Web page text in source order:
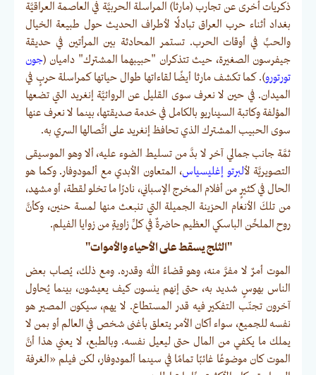
ذكريات أخرى عن تجارب (مارثا) المراسلة الحربيَّة في العاصمة العراقيَّة
بغداد أثناء حرب العراق تبادلًا لأطراف الحديث حول طبيعة الخيال
والحبِّ في أوقات الحرب. تستمر المحادثة بين المرأتين في حديقة
جيفرسون الصغيرة، حيث تتذكران "حبيبهما المشترك" داميان (جون
تورتورو). كما تكشف مارثا أيضًا لقاءاتها طوال حياتها كمراسلة حربٍ في
الميدان. في حين لا نعرف سوى القليل عن الروائيَّة إنغريد التي تضعها
المؤلفة وكاتبة السيناريو بالكامل في خدمة صديقتها، بينما لا نعرف عنها
سوى الحبيب المشترك الذي تحافظ إنغريد على اتِّصالها السري به.
ثمَّة جانب جمالي آخر لا بدَّ من تسليط الضوء عليه، ألا وهو الموسيقى
التصويريَّة لألبرتو إغليسياس، المتعاون الأبدي مع ألمودوفار. وكما هو
الحال في كثيرٍ من أفلام المخرج الإسباني، نادرًا ما تخلو لقطة، أو مشهد،
من تلكَ الأنغام الحزينة الجميلة التي تنبعث منها لمسة حنين، وكأنَّ
روح الملحِّن الباسكي العظيم حاضرةٌ في كلِّ زاويةٍ من زوايا الفيلم.
"الثلج يسقط على الأحياء والأموات"
الموت أمرٌ لا مفرَّ منه، وهو قضاءُ الله وقدره. ومع ذلك، يُصاب بعض
الناس بهوسٍ شديد به، حتى إنهم ينسون كيف يعيشون، بينما يُحاول
آخرون تجنّب التفكير فيه قدر المستطاع. لا يهم، سيكون المصير هو
نفسه للجميع، سواء أكان الأمر يتعلق بأغنى شخص في العالم أو بمن لا
يملك ما يكفي من المال حتى ليعيل نفسه. وبالطبع، لا يعني هذا أنَّ
الموت كان موضوعًا غائبًا تمامًا في سينما ألمودوفار، لكن فيلم «الغرفة